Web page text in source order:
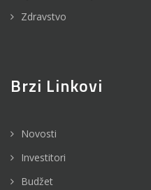
Zdravstvo
Brzi Linkovi
Novosti
Investitori
Budžet